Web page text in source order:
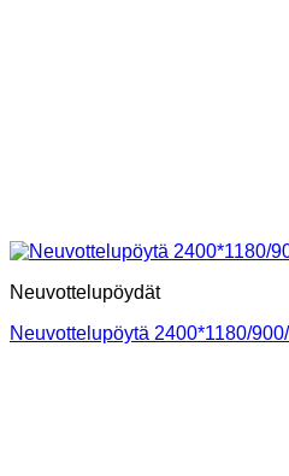
Neuvottelupöydät
Neuvottelupöytä 2400*1180/